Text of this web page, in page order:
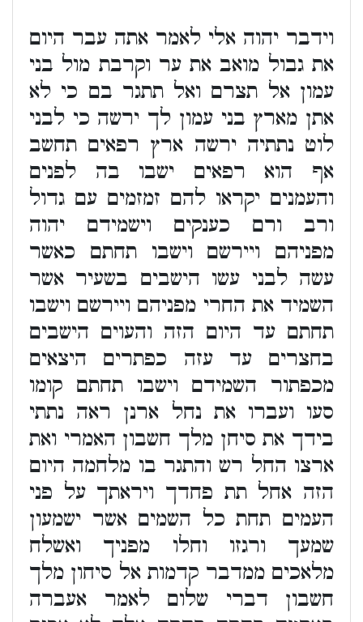
וידבר יהוה אלי לאמר אתה עבר היום
את גבול מואב את ער וקרבת מול בני
עמון אל תצרם ואל תתגר בם כי לא
אתן מארץ בני עמון לך ירשה כי לבני
לוט נתתיה ירשה ארץ רפאים תחשב
אף הוא רפאים ישבו בה לפנים
והעמנים יקראו להם זמזמים עם גדול
ורב ורם כענקים וישמידם יהוה
מפניהם ויירשם וישבו תחתם כאשר
עשה לבני עשו הישבים בשעיר אשר
השמיד את החרי מפניהם ויירשם וישבו
תחתם עד היום הזה והעוים הישבים
בחצרים עד עזה כפתרים היצאים
מכפתור השמידם וישבו תחתם קומו
סעו ועברו את נחל ארנן ראה נתתי
בידך את סיחן מלך חשבון האמרי ואת
ארצו החל רש והתגר בו מלחמה היום
הזה אחל תת פחדך ויראתך על פני
העמים תחת כל השמים אשר ישמעון
שמעך ורגזו וחלו מפניך ואשלח
מלאכים ממדבר קדמות אל סיחון מלך
חשבון דברי שלום לאמר אעברה